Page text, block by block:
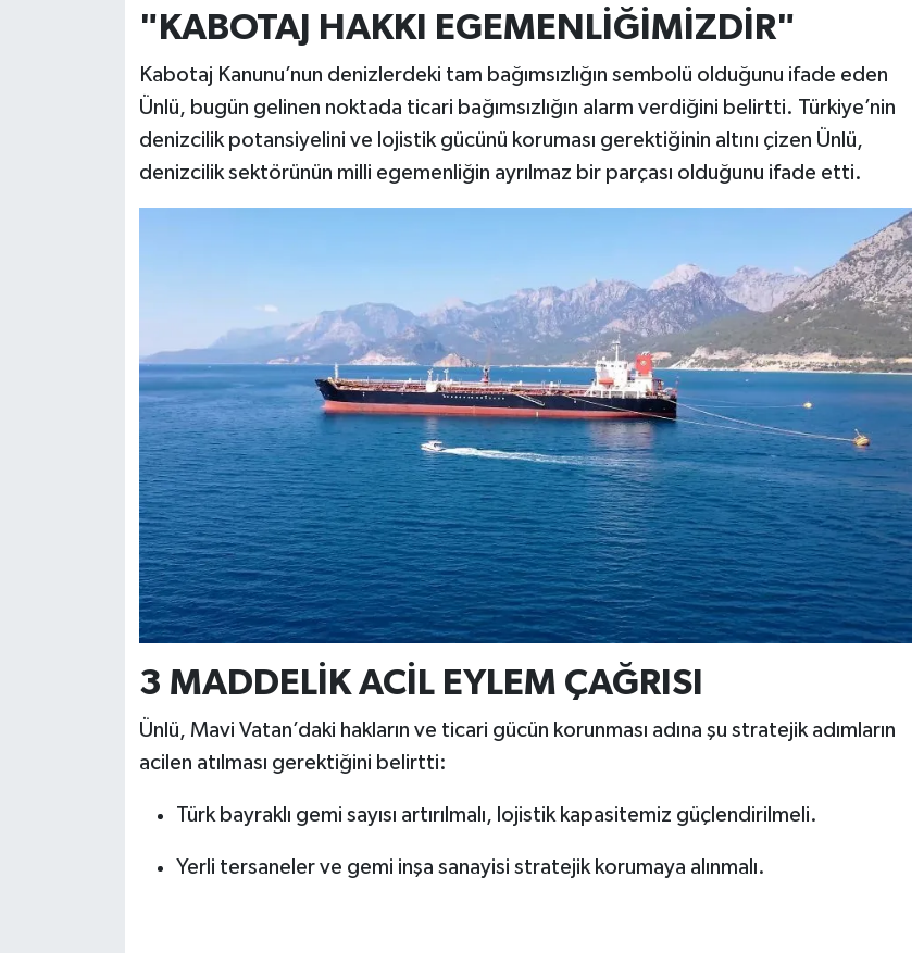
"KABOTAJ HAKKI EGEMENLİĞİMİZDİR"
Kabotaj Kanunu’nun denizlerdeki tam bağımsızlığın sembolü olduğunu ifade eden
Ünlü, bugün gelinen noktada ticari bağımsızlığın alarm verdiğini belirtti. Türkiye’nin
denizcilik potansiyelini ve lojistik gücünü koruması gerektiğinin altını çizen Ünlü,
denizcilik sektörünün milli egemenliğin ayrılmaz bir parçası olduğunu ifade etti.
3 MADDELİK ACİL EYLEM ÇAĞRISI
Ünlü, Mavi Vatan’daki hakların ve ticari gücün korunması adına şu stratejik adımların
acilen atılması gerektiğini belirtti:
Türk bayraklı gemi sayısı artırılmalı, lojistik kapasitemiz güçlendirilmeli.
Yerli tersaneler ve gemi inşa sanayisi stratejik korumaya alınmalı.